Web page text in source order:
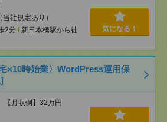
社規定あり）
2分 / 新日本橋駅から徒
気になる！
×10時始業〉WordPress運用保
月収例】32万円